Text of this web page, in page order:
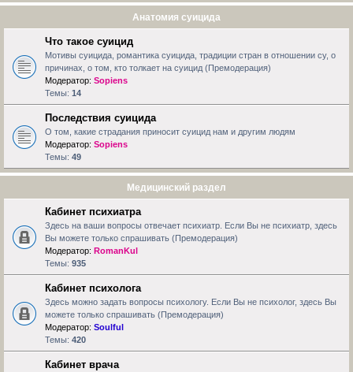
Анатомия суицида
Что такое суицид
Мотивы суицида, романтика суицида, традиции стран в отношении су, о
причинах, о том, кто толкает на суицид (Премодерация)
Модератор: Sopiens
Темы: 14
Последствия суицида
О том, какие страдания приносит суицид нам и другим людям
Модератор: Sopiens
Темы: 49
Медицинский раздел
Кабинет психиатра
Здесь на ваши вопросы отвечает психиатр. Если Вы не психиатр, здесь
Вы можете только спрашивать (Премодерация)
Модератор: RomanKul
Темы: 935
Кабинет психолога
Здесь можно задать вопросы психологу. Если Вы не психолог, здесь Вы
можете только спрашивать (Премодерация)
Модератор: Soulful
Темы: 420
Кабинет врача